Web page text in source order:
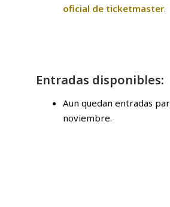
oficial de ticketmaster.
Entradas disponibles:
Aun quedan entradas
noviembre.